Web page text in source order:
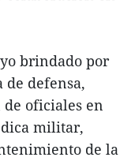
brindado por
defensa,
oficiales en
militar,
de la